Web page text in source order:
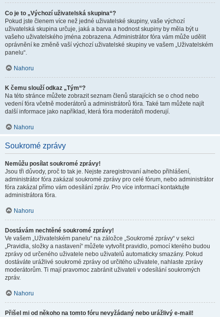
Co je to „Výchozí uživatelská skupina“?
Pokud jste členem více než jedné uživatelské skupiny, vaše výchozí
uživatelská skupina určuje, jaká a barva a hodnost skupiny by měla být u
vašeho uživatelského jména zobrazena. Administrátor fóra vám může udělit
oprávnění ke změně vaší výchozí uživatelské skupiny ve vašem „Uživatelském
panelu“.
Nahoru
K čemu slouží odkaz „Tým“?
Na této stránce můžete zobrazit seznam členů starajících se o chod nebo
vedení fóra včetně moderátorů a administrátorů fóra. Také tam můžete najít
další informace jako například, která fóra moderátoři moderují.
Nahoru
Soukromé zprávy
Nemůžu posílat soukromé zprávy!
Jsou tři důvody, proč to tak je. Nejste zaregistrovaní a/nebo přihlášení,
administrátor fóra zakázal soukromé zprávy pro celé fórum, nebo administrátor
fóra zakázal přímo vám odesílání zpráv. Pro více informací kontaktujte
administrátora fóra.
Nahoru
Dostávám nechtěné soukromé zprávy!
Ve vašem „Uživatelském panelu“ na záložce „Soukromé zprávy“ v sekci
„Pravidla, složky a nastavení“ můžete vytvořit pravidlo, pomocí kterého budou
zprávy od určeného uživatele nebo uživatelů automaticky smazány. Pokud
dostáváte urážlivé soukromé zprávy od určitého uživatele, nahlaste zprávy
moderátorům. Ti mají pravomoc zabránit uživateli v odesílání soukromých
zpráv.
Nahoru
Přišel mi od někoho na tomto fóru nevyžádaný nebo urážlivý e-mail!